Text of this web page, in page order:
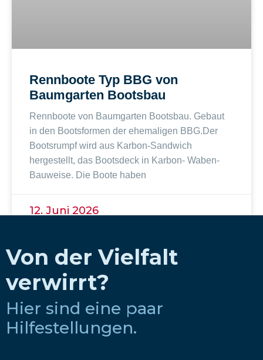
Rennboote Typ BBG von
Baumgarten Bootsbau
Rennboote von Baumgarten Bootsbau. Gebaut
in den Bootsformen der ehemaligen BBG.Der
Bootsrumpf wird aus Karbon-Sandwich
hergestellt, das Bootsdeck in Karbon- Waben-
Bauweise. Die Boote haben
12. Juni 2026
Von der Vielfalt
verwirrt?
Hier sind eine paar
Hilfestellungen.